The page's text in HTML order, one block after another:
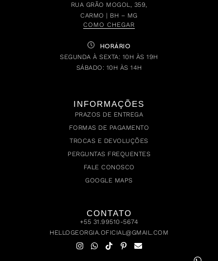
RUA GRÃO MOGOL, 359,
CARMO | BH – MG
COMO CHEGAR
HORÁRIO
SEGUNDA À SEXTA: 10H ÀS 19H
SÁBADO: 10H ÀS 14H
INFORMAÇÕES
PRAZOS DE ENTREGA
FORMAS DE PAGAMENTO
TROCAS E DEVOLUÇÕES
PERGUNTAS FREQUENTES
FALE CONOSCO
GOOGLE MAPS
CONTATO
+55 31.99510-5674
HELLOGEORGIA.OFICIAL@GMAIL.COM